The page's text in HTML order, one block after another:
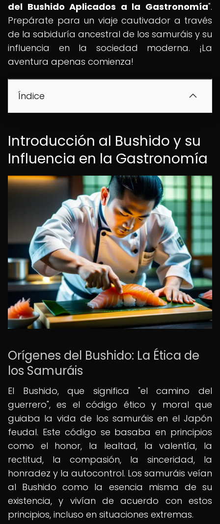
del Bushido Aplicados a la Gastronomía".
Prepárate para un viaje cautivador a través
de la sabiduría ancestral de los samuráis y su
influencia en la sociedad moderna. ¡La
aventura apenas comienza!
Índice
Introducción al Bushido y su
Influencia en la Gastronomía
Orígenes del Bushido: La Ética de
los Samuráis
El Bushido, que significa "el camino del
guerrero", es el código ético y moral que
guiaba la vida de los samuráis en el Japón
feudal. Este código se basaba en principios
como el honor, la lealtad, la valentía, la
rectitud, la compasión, la sinceridad, la
honradez y la autocontrol. Los samuráis veían
al Bushido como la esencia misma de su
existencia, y vivían de acuerdo con estos
principios, incluso en situaciones extremas.